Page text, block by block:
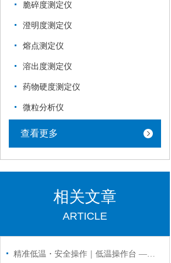
脆碎度测定仪
澄明度测定仪
熔点测定仪
溶出度测定仪
药物硬度测定仪
微粒分析仪
查看更多
相关文章
ARTICLE
精准低温・安全操作｜低温操作台 —— 化工低温合成与样品处理核心装备